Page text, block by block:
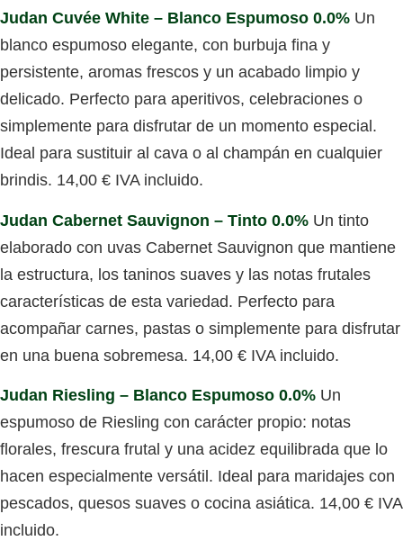
Judan Cuvée White – Blanco Espumoso 0.0% Un
blanco espumoso elegante, con burbuja fina y
persistente, aromas frescos y un acabado limpio y
delicado. Perfecto para aperitivos, celebraciones o
simplemente para disfrutar de un momento especial.
Ideal para sustituir al cava o al champán en cualquier
brindis. 14,00 € IVA incluido.
Judan Cabernet Sauvignon – Tinto 0.0% Un tinto
elaborado con uvas Cabernet Sauvignon que mantiene
la estructura, los taninos suaves y las notas frutales
características de esta variedad. Perfecto para
acompañar carnes, pastas o simplemente para disfrutar
en una buena sobremesa. 14,00 € IVA incluido.
Judan Riesling – Blanco Espumoso 0.0% Un
espumoso de Riesling con carácter propio: notas
florales, frescura frutal y una acidez equilibrada que lo
hacen especialmente versátil. Ideal para maridajes con
pescados, quesos suaves o cocina asiática. 14,00 € IVA
incluido.